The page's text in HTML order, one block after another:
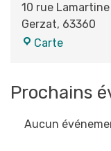
10 rue Lamartine
Gerzat, 63360
CarteGymnase
Prochains
Aucun